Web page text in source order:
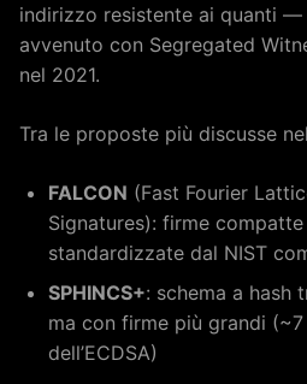
indirizzo resistente ai quanti —
avvenuto con Segregated
nel 2021.
Tra le proposte più discusse
FALCON (Fast Fourier
Signatures): firme
standardizzate dal NIST
SPHINCS+: schema a hash
ma con firme più grandi
dell’ECDSA)